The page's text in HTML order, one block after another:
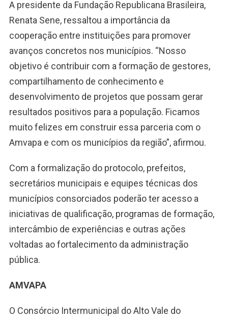
A presidente da Fundação Republicana Brasileira,
Renata Sene, ressaltou a importância da
cooperação entre instituições para promover
avanços concretos nos municípios. “Nosso
objetivo é contribuir com a formação de gestores,
compartilhamento de conhecimento e
desenvolvimento de projetos que possam gerar
resultados positivos para a população. Ficamos
muito felizes em construir essa parceria com o
Amvapa e com os municípios da região”, afirmou.
Com a formalização do protocolo, prefeitos,
secretários municipais e equipes técnicas dos
municípios consorciados poderão ter acesso a
iniciativas de qualificação, programas de formação,
intercâmbio de experiências e outras ações
voltadas ao fortalecimento da administração
pública.
AMVAPA
O Consórcio Intermunicipal do Alto Vale do